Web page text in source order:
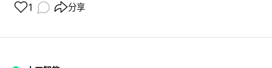
1 分享